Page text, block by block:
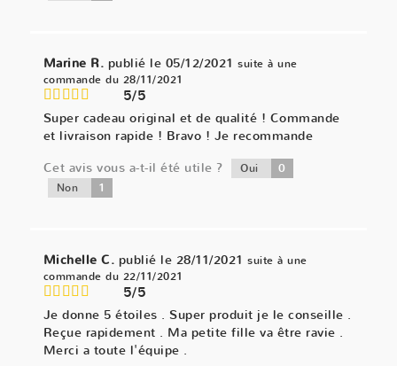
Marine R. publié le 05/12/2021 suite à une
commande du 28/11/2021
5/5
Super cadeau original et de qualité ! Commande
et livraison rapide ! Bravo ! Je recommande
Cet avis vous a-t-il été utile ?
Oui 0
Non 1
Michelle C. publié le 28/11/2021 suite à une
commande du 22/11/2021
5/5
Je donne 5 étoiles . Super produit je le conseille .
Reçue rapidement . Ma petite fille va être ravie .
Merci a toute l'équipe .